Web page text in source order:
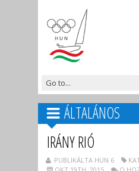
ÁLTALÁNOS
IRÁNY RIÓ
PUBLIKÁLTA HUN 6